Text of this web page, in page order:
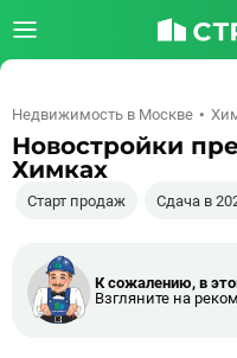
Недвижимость в Москве
Новостройки
Химках
Старт продаж Сдача в
К сожалению, в
Взгляните на